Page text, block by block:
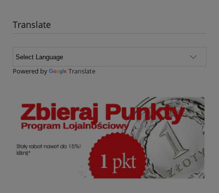
Translate
Powered by Translate